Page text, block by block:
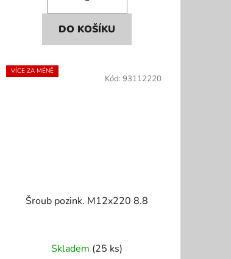
DO KOŠÍKU
VÍCE ZA MÉNĚ
Šroub pozink. M12x220 8.8
Skladem (25 ks)
Kód: 93112220